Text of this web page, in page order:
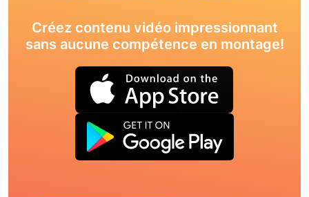
Créez contenu vidéo impressionnant
sans aucune compétence en montage!